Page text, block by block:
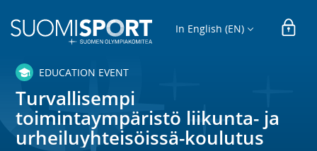
In English (EN)
EDUCATION EVENT
Turvallisempi
toimintaympäristö liikunta- ja
urheiluyhteisöissä-koulutus